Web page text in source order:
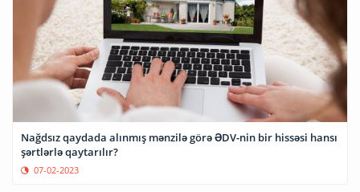
Nağdsız qaydada alınmış mənzilə görə ƏDV-nin bir hissəsi hansı
şərtlərlə qaytarılır?
07-02-2023